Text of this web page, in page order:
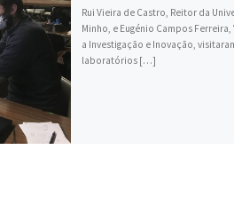
Rui Vieira de Castro, Reitor da
Minho, e Eugénio Campos
a Investigação e Inovação,
laboratórios […]